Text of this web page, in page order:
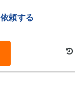
頼する